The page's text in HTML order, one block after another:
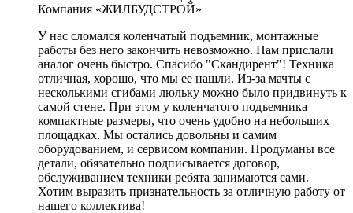
Компания «ЖИЛБУДСТРОЙ»
У нас сломался коленчатый подъемник, монтажные
работы без него закончить невозможно. Нам прислали
аналог очень быстро. Спасибо "Скандирент"! Техника
отличная, хорошо, что мы ее нашли. Из-за мачты с
несколькими сгибами люльку можно было придвинуть к
самой стене. При этом у коленчатого подъемника
компактные размеры, что очень удобно на небольших
площадках. Мы остались довольны и самим
оборудованием, и сервисом компании. Продуманы все
детали, обязательно подписывается договор,
обслуживанием техники ребята занимаются сами.
Хотим выразить признательность за отличную работу от
нашего коллектива!